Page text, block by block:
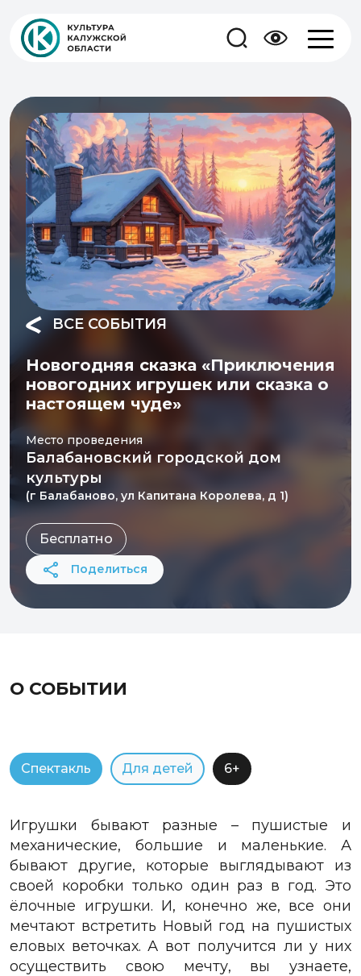
ВСЕ СОБЫТИЯ
Новогодняя сказка «Приключения
новогодних игрушек или сказка о
настоящем чуде»
Место проведения
Балабановский городской дом
культуры
(г Балабаново, ул Капитана Королева, д 1)
Бесплатно
Поделиться
О СОБЫТИИ
Спектакль Для детей 6+
Игрушки бывают разные – пушистые и
механические, большие и маленькие. А
бывают другие, которые выглядывают из
своей коробки только один раз в год. Это
ёлочные игрушки. И, конечно же, все они
мечтают встретить Новый год на пушистых
еловых веточках. А вот получится ли у них
осуществить свою мечту, вы узнаете,